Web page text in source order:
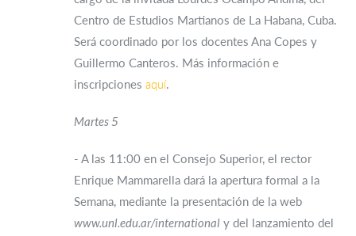
Centro de Estudios Martianos de La Habana, Cuba.
Será coordinado por los docentes Ana Copes y
Guillermo Canteros. Más información e
inscripciones aquí.
Martes 5
- A las 11:00 en el Consejo Superior, el rector
Enrique Mammarella dará la apertura formal a la
Semana, mediante la presentación de la web
www.unl.edu.ar/international y del lanzamiento del